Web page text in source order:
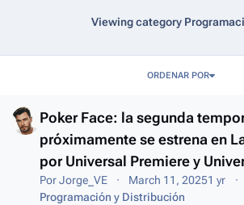
Viewing category
ORDENAR POR
Poker Face: la segunda
próximamente se estrena en
por Universal Premiere y
PorJorge_VE March 11, 20251 yr
Programación y Distribución